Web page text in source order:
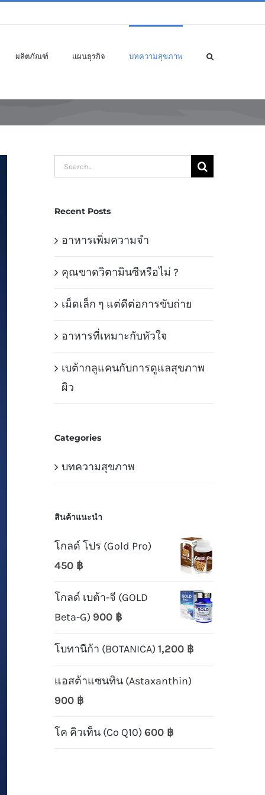
ผลิตภัณฑ์ แผนธุรกิจ บทความสุขภาพ
Search
Recent Posts
อาหารเพิ่มความจำ
คุณขาดวิตามินซีหรือไม่ ?
เม็ดเล็ก ๆ แต่ดีต่อการขับถ่าย
อาหารที่เหมาะกับหัวใจ
เบต้ากลูแคนกับการดูแลสุขภาพ
ผิว
Categories
บทความสุขภาพ
สินค้าแนะนำ
โกลด์ โปร (Gold Pro)
450 ฿
โกลด์ เบต้า-จี (GOLD
Beta-G) 900 ฿
โบทานีก้า (BOTANICA) 1,200 ฿
แอสต้าแซนทิน (Astaxanthin)
900 ฿
โค คิวเท็น (Co Q10) 600 ฿